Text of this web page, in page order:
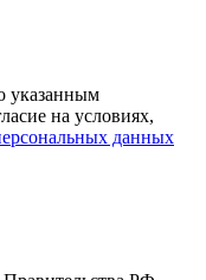
указанным
на условиях,
данных